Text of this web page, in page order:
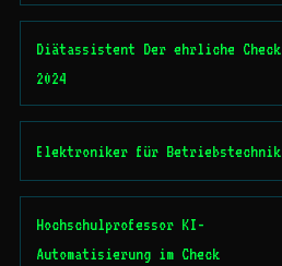
Diätassistent Der ehrliche Check
2024
Elektroniker für Betriebstechnik
Hochschulprofessor KI-
Automatisierung im Check